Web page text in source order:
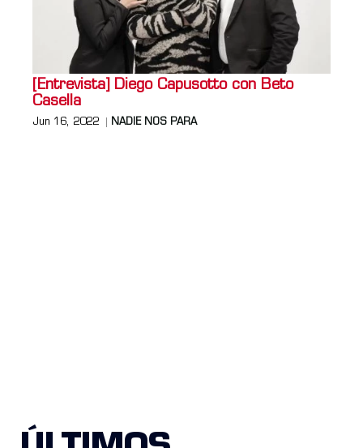
[Entrevista] Diego Capusotto con Beto
Casella
Jun 16, 2022 NADIE NOS PARA